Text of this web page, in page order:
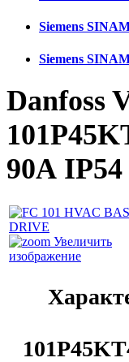
Siemens
Siemens
Danfoss
90А IP54
Увеличить
изображение